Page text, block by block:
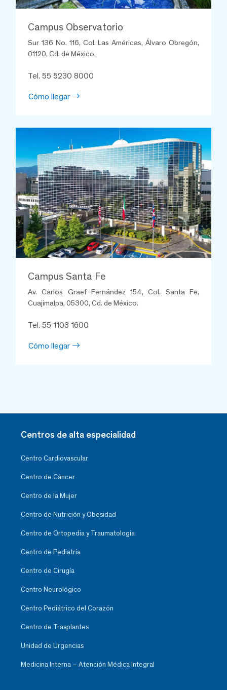
Campus Observatorio
Sur 136 No. 116, Col. Las Américas, Álvaro Obregón,
01120, Cd. de México.
Tel. 55 5230 8000
Cómo llegar
Campus Santa Fe
Av. Carlos Graef Fernández 154, Col. Santa Fe,
Cuajimalpa, 05300, Cd. de México.
Tel. 55 1103 1600
Cómo llegar
Centros de alta especialidad
Centro Cardiovascular
Centro de Cáncer
Centro de la Mujer
Centro de Nutrición y Obesidad
Centro de Ortopedia y Traumatología
Centro de Pediatría
Centro de Cirugía
Centro Neurológico
Centro Pediátrico del Corazón
Centro de Trasplantes
Unidad de Urgencias
Medicina Interna – Atención Médica Integral